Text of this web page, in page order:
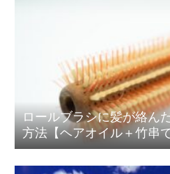
ロールブラシに髪が絡ん
方法【ヘアオイル＋竹串